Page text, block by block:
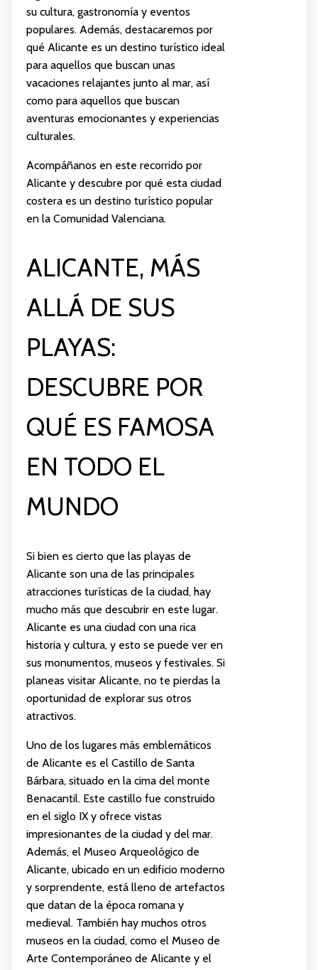
su cultura, gastronomía y eventos
populares. Además, destacaremos por
qué Alicante es un destino turístico ideal
para aquellos que buscan unas
vacaciones relajantes junto al mar, así
como para aquellos que buscan
aventuras emocionantes y experiencias
culturales.
Acompáñanos en este recorrido por
Alicante y descubre por qué esta ciudad
costera es un destino turístico popular
en la Comunidad Valenciana.
ALICANTE, MÁS
ALLÁ DE SUS
PLAYAS:
DESCUBRE POR
QUÉ ES FAMOSA
EN TODO EL
MUNDO
Si bien es cierto que las playas de
Alicante son una de las principales
atracciones turísticas de la ciudad, hay
mucho más que descubrir en este lugar.
Alicante es una ciudad con una rica
historia y cultura, y esto se puede ver en
sus monumentos, museos y festivales. Si
planeas visitar Alicante, no te pierdas la
oportunidad de explorar sus otros
atractivos.
Uno de los lugares más emblemáticos
de Alicante es el Castillo de Santa
Bárbara, situado en la cima del monte
Benacantil. Este castillo fue construido
en el siglo IX y ofrece vistas
impresionantes de la ciudad y del mar.
Además, el Museo Arqueológico de
Alicante, ubicado en un edificio moderno
y sorprendente, está lleno de artefactos
que datan de la época romana y
medieval. También hay muchos otros
museos en la ciudad, como el Museo de
Arte Contemporáneo de Alicante y el